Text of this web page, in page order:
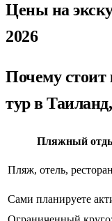
Цены на
2026
Почему стоит
тур в
Пляжный
Пляж, отель,
Сами планируете